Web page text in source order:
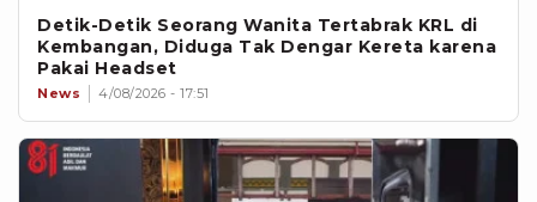
Detik-Detik Seorang Wanita Tertabrak KRL di
Kembangan, Diduga Tak Dengar Kereta karena
Pakai Headset
News 4/08/2026 - 17:51